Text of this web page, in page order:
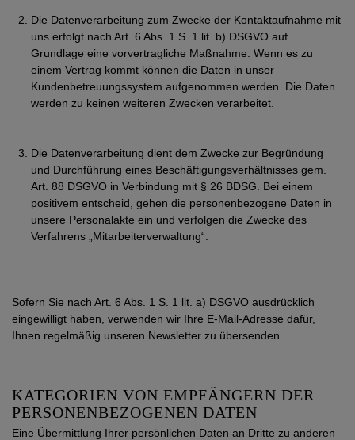
Die Datenverarbeitung zum Zwecke der Kontaktaufnahme mit
uns erfolgt nach Art. 6 Abs. 1 S. 1 lit. b) DSGVO auf
Grundlage eine vorvertragliche Maßnahme. Wenn es zu
einem Vertrag kommt können die Daten in unser
Kundenbetreuungssystem aufgenommen werden. Die Daten
werden zu keinen weiteren Zwecken verarbeitet.
Die Datenverarbeitung dient dem Zwecke zur Begründung
und Durchführung eines Beschäftigungsverhältnisses gem.
Art. 88 DSGVO in Verbindung mit § 26 BDSG. Bei einem
positivem entscheid, gehen die personenbezogene Daten in
unsere Personalakte ein und verfolgen die Zwecke des
Verfahrens „Mitarbeiterverwaltung“.
Sofern Sie nach Art. 6 Abs. 1 S. 1 lit. a) DSGVO ausdrücklich
eingewilligt haben, verwenden wir Ihre E-Mail-Adresse dafür,
Ihnen regelmäßig unseren Newsletter zu übersenden.
KATEGORIEN VON EMPFÄNGERN DER
PERSONENBEZOGENEN DATEN
Eine Übermittlung Ihrer persönlichen Daten an Dritte zu anderen